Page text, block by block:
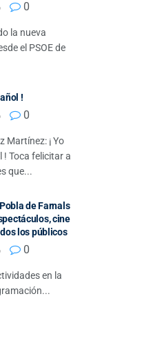
0
la nueva
el PSOE de
!
0
Martínez: ¡ Yo
! Toca felicitar a
que...
de Farnals
cine
los públicos
0
en la